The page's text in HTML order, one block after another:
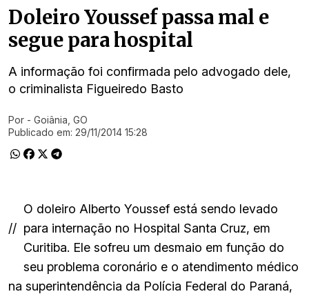
Doleiro Youssef passa mal e
segue para hospital
A informação foi confirmada pelo advogado dele,
o criminalista Figueiredo Basto
Ir direto pra matéria
Por - Goiânia, GO
Publicado em: 29/11/2014 15:28
//
O doleiro Alberto Youssef está sendo levado
para internação no Hospital Santa Cruz, em
Curitiba. Ele sofreu um desmaio em função do
seu problema coronário e o atendimento médico
na superintendência da Polícia Federal do Paraná,